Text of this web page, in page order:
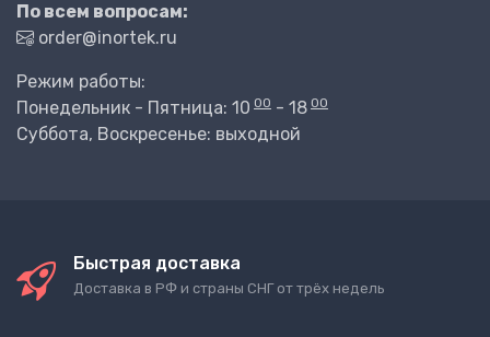
По всем вопросам:
order@inortek.ru
Режим работы:
Понедельник - Пятница: 10 00 - 18 00
Суббота, Воскресенье: выходной
Быстрая доставка
Доставка в РФ и страны СНГ от трёх недель